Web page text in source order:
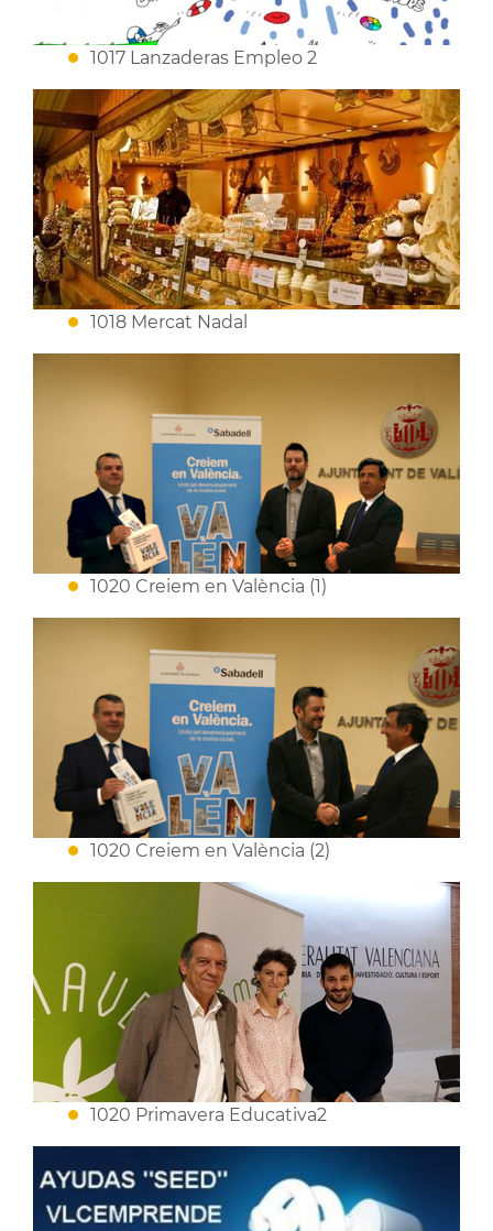
1017 Lanzaderas Empleo 2
1018 Mercat Nadal
1020 Creiem en València (1)
1020 Creiem en València (2)
1020 Primavera Educativa2